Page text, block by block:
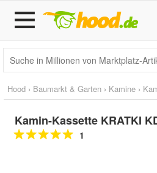
Hood › Baumarkt & Garten › Kamine ›
Kamin-Kassette KRATKI
1